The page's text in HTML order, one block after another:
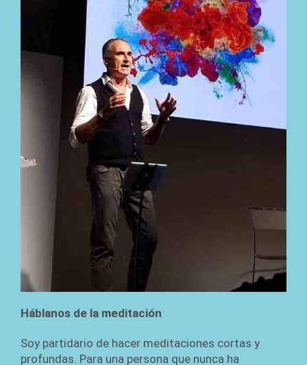
Háblanos de la meditación
Soy partidario de hacer meditaciones cortas y
profundas. Para una persona que nunca ha